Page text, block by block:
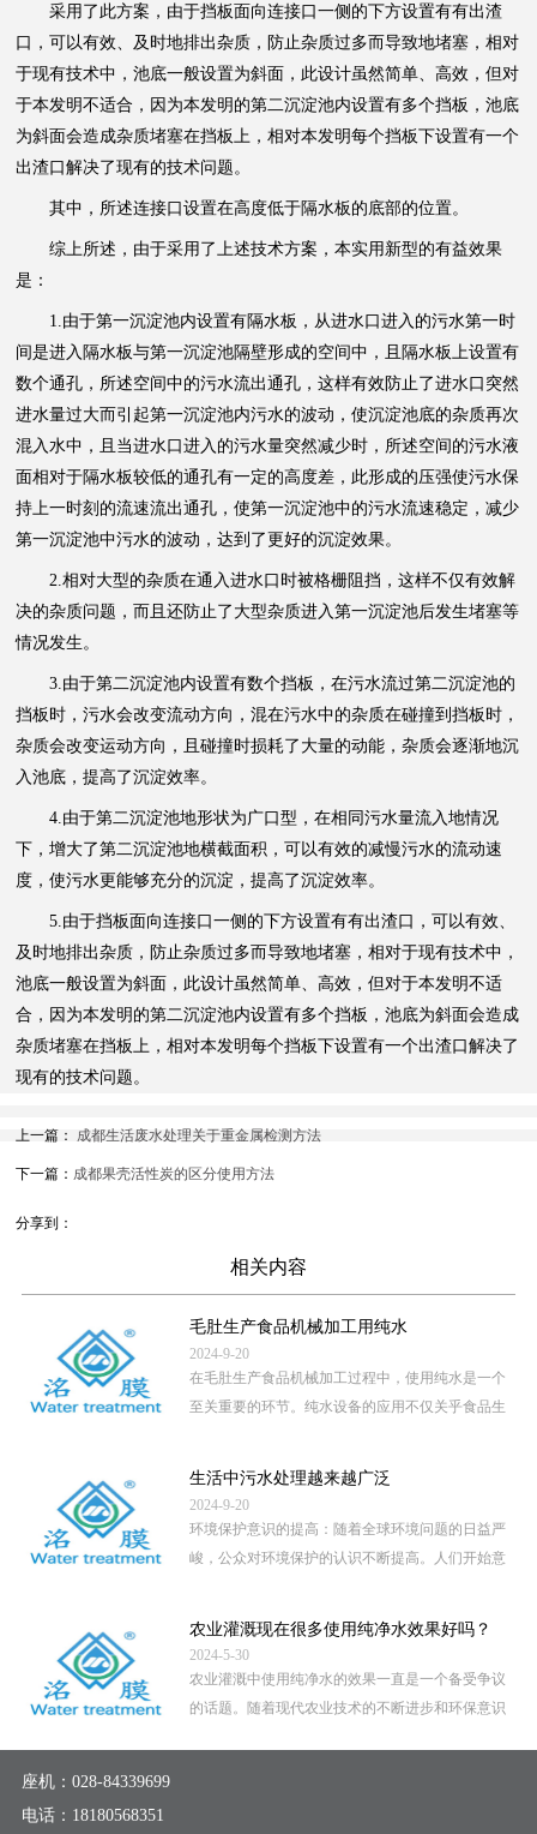
采用了此方案，由于挡板面向连接口一侧的下方设置有有出渣
口，可以有效、及时地排出杂质，防止杂质过多而导致地堵塞，相对
于现有技术中，池底一般设置为斜面，此设计虽然简单、高效，但对
于本发明不适合，因为本发明的第二沉淀池内设置有多个挡板，池底
为斜面会造成杂质堵塞在挡板上，相对本发明每个挡板下设置有一个
出渣口解决了现有的技术问题。
其中，所述连接口设置在高度低于隔水板的底部的位置。
综上所述，由于采用了上述技术方案，本实用新型的有益效果
是：
1.由于第一沉淀池内设置有隔水板，从进水口进入的污水第一时
间是进入隔水板与第一沉淀池隔壁形成的空间中，且隔水板上设置有
数个通孔，所述空间中的污水流出通孔，这样有效防止了进水口突然
进水量过大而引起第一沉淀池内污水的波动，使沉淀池底的杂质再次
混入水中，且当进水口进入的污水量突然减少时，所述空间的污水液
面相对于隔水板较低的通孔有一定的高度差，此形成的压强使污水保
持上一时刻的流速流出通孔，使第一沉淀池中的污水流速稳定，减少
第一沉淀池中污水的波动，达到了更好的沉淀效果。
2.相对大型的杂质在通入进水口时被格栅阻挡，这样不仅有效解
决的杂质问题，而且还防止了大型杂质进入第一沉淀池后发生堵塞等
情况发生。
3.由于第二沉淀池内设置有数个挡板，在污水流过第二沉淀池的
挡板时，污水会改变流动方向，混在污水中的杂质在碰撞到挡板时，
杂质会改变运动方向，且碰撞时损耗了大量的动能，杂质会逐渐地沉
入池底，提高了沉淀效率。
4.由于第二沉淀池地形状为广口型，在相同污水量流入地情况
下，增大了第二沉淀池地横截面积，可以有效的减慢污水的流动速
度，使污水更能够充分的沉淀，提高了沉淀效率。
5.由于挡板面向连接口一侧的下方设置有有出渣口，可以有效、
及时地排出杂质，防止杂质过多而导致地堵塞，相对于现有技术中，
池底一般设置为斜面，此设计虽然简单、高效，但对于本发明不适
合，因为本发明的第二沉淀池内设置有多个挡板，池底为斜面会造成
杂质堵塞在挡板上，相对本发明每个挡板下设置有一个出渣口解决了
现有的技术问题。
上一篇： 成都生活废水处理关于重金属检测方法
下一篇： 成都果壳活性炭的区分使用方法
分享到：
相关内容
毛肚生产食品机械加工用纯水
2024-9-20
在毛肚生产食品机械加工过程中，使用纯水是一个
至关重要的环节。纯水设备的应用不仅关乎食品生
生活中污水处理越来越广泛
2024-9-20
环境保护意识的提高：随着全球环境问题的日益严
峻，公众对环境保护的认识不断提高。人们开始意
农业灌溉现在很多使用纯净水效果好吗？
2024-5-30
农业灌溉中使用纯净水的效果一直是一个备受争议
的话题。随着现代农业技术的不断进步和环保意识
座机： 028-84339699
电话： 18180568351